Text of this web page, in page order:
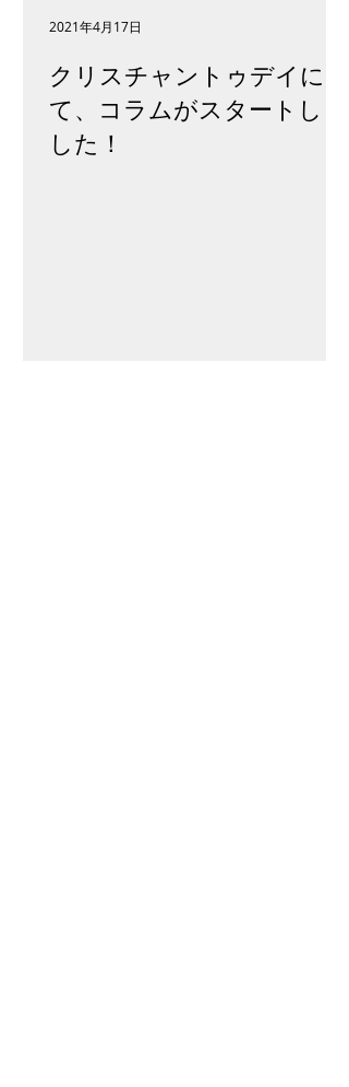
​クリスチャントゥデイに
て、コラムがスタートしま
した！
2021年4月17日